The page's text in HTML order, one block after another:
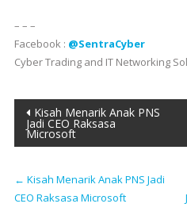
– – –
Facebook : @SentraCyber
Cyber Trading and IT Networking
Post
navigation
Kisah Menarik Anak PNS
Jadi CEO Raksasa
Microsoft
← Kisah Menarik Anak PNS Jadi
CEO Raksasa Microsoft